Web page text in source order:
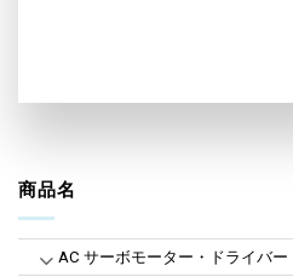
商品名
AC サーボモーター・ドライバー